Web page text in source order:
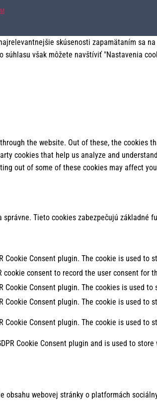
skúsenosti zapamätaním sa
súhlasu však môžete navštíviť "Nastavenia
the website. Out of these, the cookies
cookies that help us analyze and
out of some of these cookies may affect
Tieto cookies zabezpečujú základné
Cookie Consent plugin. The cookie is used
cookie consent to record the user consent for
Cookie Consent plugin. The cookies is used
Cookie Consent plugin. The cookie is used
Cookie Consent plugin. The cookie is used
Cookie Consent plugin and is used to
webovej stránky o platformách